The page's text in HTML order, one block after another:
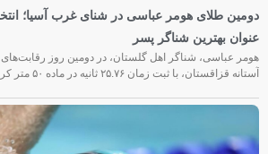
دومین طلای هومر عباسی در شنای غرب آسیا؛
عنوان بهترین شناگر پسر
هومر عباسی، شناگر اهل گلستان، در دومین روز
آستانه قزاقستان، با ثبت زمان ۲۵.۷۶ ثانیه در ماده ۵۰ متر کرال پشت به مدال طلا